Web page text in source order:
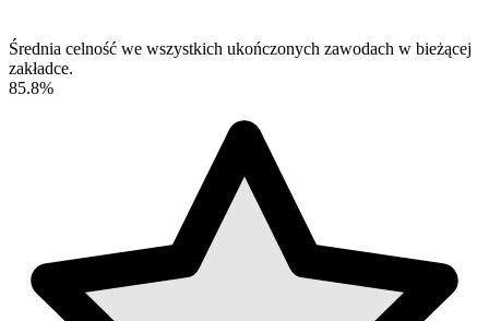
Średnia celność we wszystkich ukończonych zawodach w bieżącej
zakładce.
85.8%